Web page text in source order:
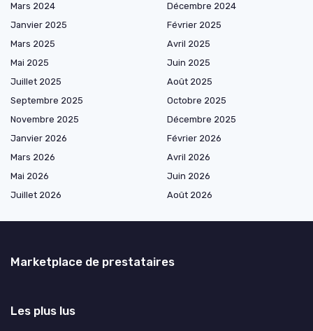
Mars 2024
Décembre 2024
Janvier 2025
Février 2025
Mars 2025
Avril 2025
Mai 2025
Juin 2025
Juillet 2025
Août 2025
Septembre 2025
Octobre 2025
Novembre 2025
Décembre 2025
Janvier 2026
Février 2026
Mars 2026
Avril 2026
Mai 2026
Juin 2026
Juillet 2026
Août 2026
Marketplace de prestataires
Les plus lus